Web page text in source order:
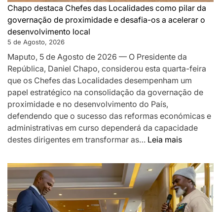
SILENCIOU
AS
ARMAS
EM
MOÇAMBIQUE
Chapo destaca Chefes das Localidades como pilar da
governação de proximidade e desafia-os a acelerar o
desenvolvimento local
5 de Agosto, 2026
Maputo, 5 de Agosto de 2026 — O Presidente da
República, Daniel Chapo, considerou esta quarta-feira
que os Chefes das Localidades desempenham um
papel estratégico na consolidação da governação de
proximidade e no desenvolvimento do País,
defendendo que o sucesso das reformas económicas e
administrativas em curso dependerá da capacidade
destes dirigentes em transformar as… Leia mais:
destaca
Chefes
das